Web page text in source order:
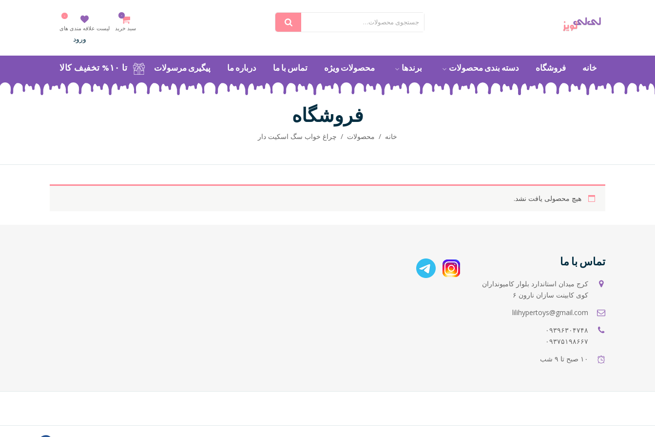
سبد خرید
۰
لیست علاقه مندی های
۰
ورود
خانه فروشگاه دسته بندی محصولات برندها محصولات ویژه تماس با ما درباره ما پیگیری مرسولات تا ۱۰% تخفیف کالا
فروشگاه
خانه / محصولات / چراغ خواب سگ اسکیت دار
هیچ محصولی یافت نشد.
تماس با ما
کرج میدان استاندارد بلوار کامیونداران
کوی کابینت سازان نارون ۶
lilihypertoys@gmail.com
۰۹۳۹۶۳۰۴۷۴۸
۰۹۳۷۵۱۹۸۶۶۷
۱۰ صبح تا ۹ شب